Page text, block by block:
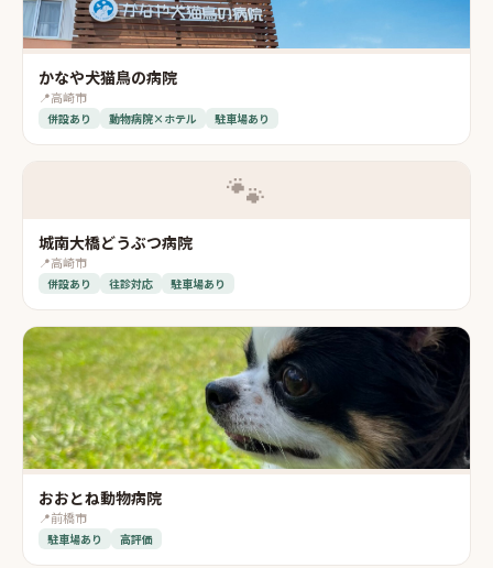
かなや犬猫鳥の病院
📍高崎市
併設あり 動物病院×ホテル 駐車場あり
🐾
城南大橋どうぶつ病院
📍高崎市
併設あり 往診対応 駐車場あり
おおとね動物病院
📍前橋市
駐車場あり 高評価